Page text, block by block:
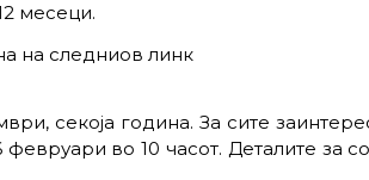
месеци.
на следниов линк
секоја година. За сите
февруари во 10 часот. Деталите за